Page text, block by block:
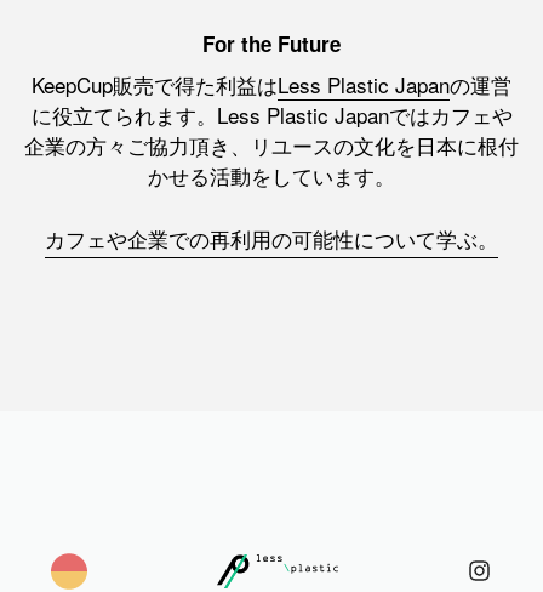
For the Future
KeepCup販売で得た利益はLess Plastic Japanの運営
に役立てられます。Less Plastic Japanではカフェや
企業の方々ご協力頂き、リユースの文化を日本に根付
かせる活動をしています。
カフェや企業での再利用の可能性について学ぶ。